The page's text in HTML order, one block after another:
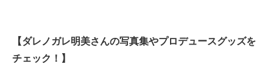
【ダレノガレ明美さんの写真集やプロデュースグッズを
チェック！】